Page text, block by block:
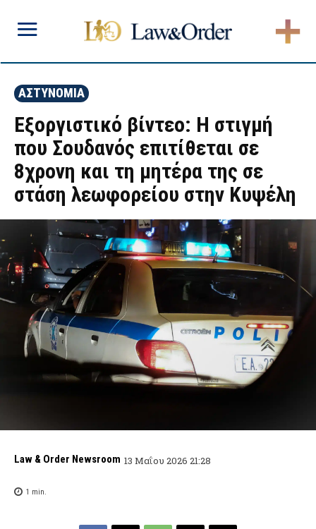
ΑΣΤΥΝΟΜΙΑ
Εξοργιστικό βίντεο: Η στιγμή
που Σουδανός επιτίθεται σε
8χρονη και τη μητέρα της σε
στάση λεωφορείου στην Κυψέλη
Law & Order Newsroom 13 Μαΐου 2026 21:28
1 min.